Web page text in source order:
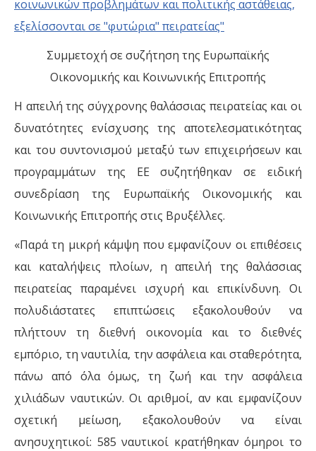
Συμμετοχή σε συζήτηση της Ευρωπαϊκής
Οικονομικής και Κοινωνικής Επιτροπής
Η απειλή της σύγχρονης θαλάσσιας πειρατείας και οι
δυνατότητες ενίσχυσης της αποτελεσματικότητας
και του συντονισμού μεταξύ των επιχειρήσεων και
προγραμμάτων της ΕΕ συζητήθηκαν σε ειδική
συνεδρίαση της Ευρωπαϊκής Οικονομικής και
Κοινωνικής Επιτροπής στις Βρυξέλλες.
«Παρά τη μικρή κάμψη που εμφανίζουν οι επιθέσεις
και καταλήψεις πλοίων, η απειλή της θαλάσσιας
πειρατείας παραμένει ισχυρή και επικίνδυνη. Οι
πολυδιάστατες επιπτώσεις εξακολουθούν να
πλήττουν τη διεθνή οικονομία και το διεθνές
εμπόριο, τη ναυτιλία, την ασφάλεια και σταθερότητα,
πάνω από όλα όμως, τη ζωή και την ασφάλεια
χιλιάδων ναυτικών. Οι αριθμοί, αν και εμφανίζουν
σχετική μείωση, εξακολουθούν να είναι
ανησυχητικοί: 585 ναυτικοί κρατήθηκαν όμηροι το